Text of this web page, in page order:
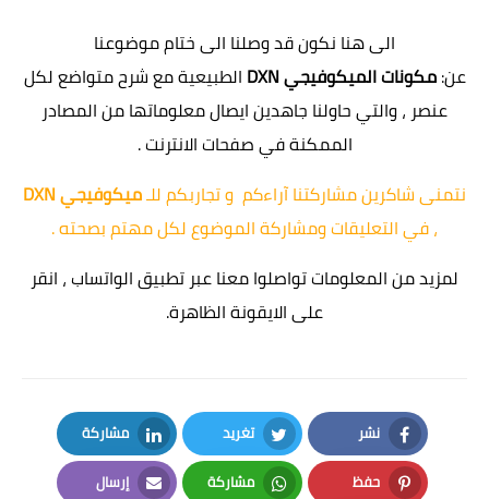
الى هنا نكون قد وصلنا الى ختام موضوعنا
عن:مكونات الميكوفيجي DXN
الطبيعية مع شرح متواضع لكل
عنصر ، والتي حاولنا جاهدين ايصال معلوماتها من المصادر
الممكنة في صفحات الانترنت .
نتمنى شاكرين مشاركتنا آراءكم و تجاربكم للـميكوفيجي DXN
، في التعليقات ومشاركة الموضوع لكل مهتم بصحته .
لمزيد من المعلوماتتواصلوا معنا عبر تطبيق الواتساب ، انقر
على الايقونة الظاهرة.
نشر
Facebook
تغريد
Twitter
مشاركة
LinkedIn
حفظ مشاركة إرسال